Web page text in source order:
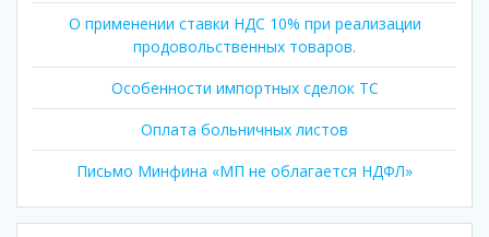
О применении ставки НДС 10% при реализации
продовольственных товаров.
Особенности импортных сделок ТС
Оплата больничных листов
Письмо Минфина «МП не облагается НДФЛ»